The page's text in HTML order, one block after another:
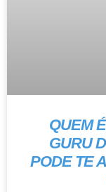
QUEM
GURU
PODE TE